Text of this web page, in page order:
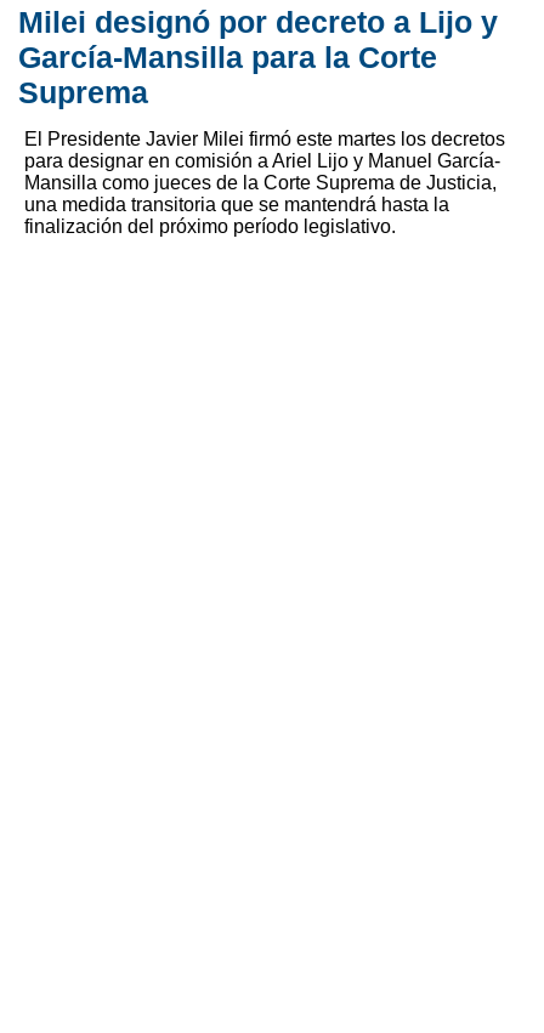
Milei designó por decreto a Lijo y
García-Mansilla para la Corte
Suprema
El Presidente Javier Milei firmó este martes los decretos
para designar en comisión a Ariel Lijo y Manuel García-
Mansilla como jueces de la Corte Suprema de Justicia,
una medida transitoria que se mantendrá hasta la
finalización del próximo período legislativo.